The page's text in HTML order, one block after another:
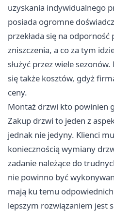
uzyskania indywidualnego
posiada ogromne
przekłada się na
zniszczenia, a co za tym
służyć przez wiele
się także kosztów, gdyż
ceny.
Montaż drzwi kto powinien
Zakup drzwi to jeden z
jednak nie jedyny. Klienci
koniecznością wymiany
zadanie należące do
nie powinno być
mają ku temu
lepszym rozwiązaniem jest